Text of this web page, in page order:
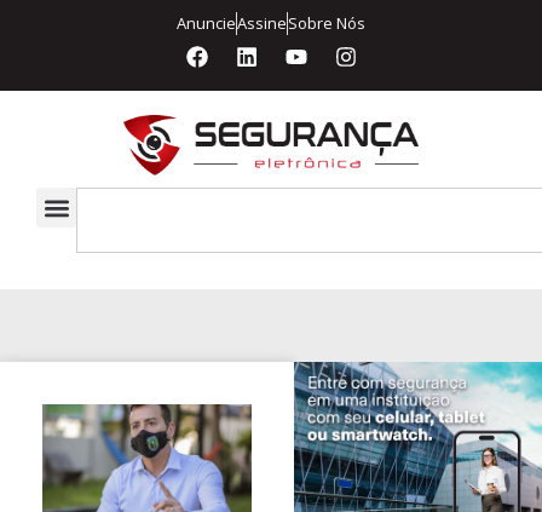
AnuncieAssineSobre Nós